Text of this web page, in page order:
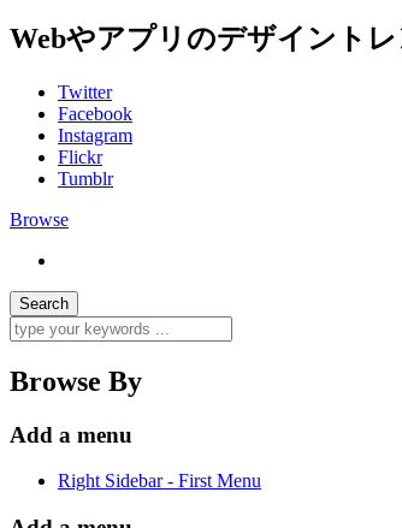
Webやアプリのデザイントレ
Twitter
Facebook
Instagram
Flickr
Tumblr
Browse
Browse By
Add a menu
Right Sidebar - First Menu